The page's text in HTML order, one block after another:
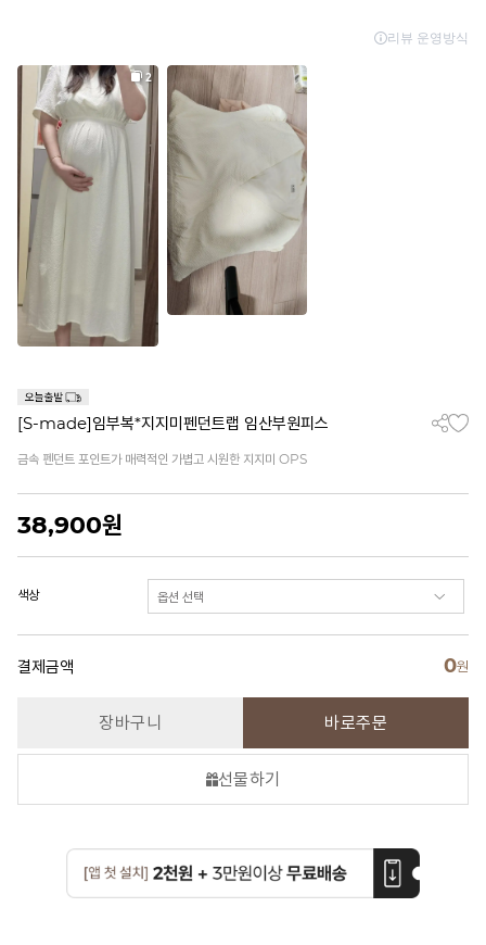
[S-made]임부복*지지미펜던트랩 임산부원피스
금속 펜던트 포인트가 매력적인 가볍고 시원한 지지미 OPS
38,900원
색상
결제금액 0원
장바구니 바로주문
선물하기